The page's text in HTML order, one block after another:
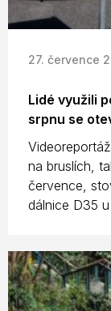
27. července
Lidé využili
srpnu se
na bruslích,
července,
dálnice D35